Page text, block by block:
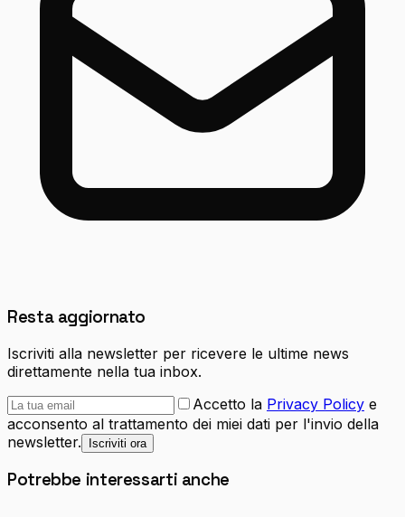
Resta aggiornato
Iscriviti alla newsletter per ricevere le ultime news
direttamente nella tua inbox.
Accetto la Privacy Policy e
acconsento al trattamento dei miei dati per l'invio della
newsletter.
Iscriviti ora
Potrebbe interessarti anche